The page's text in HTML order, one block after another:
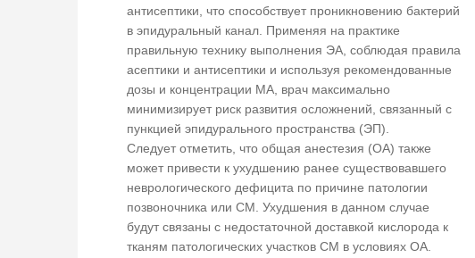
антисептики, что способствует проникновению бактерий
в эпидуральный канал. Применяя на практике
правильную технику выполнения ЭА, соблюдая правила
асептики и антисептики и используя рекомендованные
дозы и концентрации МА, врач максимально
минимизирует риск развития осложнений, связанный с
пункцией эпидурального пространства (ЭП).
Следует отметить, что общая анестезия (ОА) также
может привести к ухудшению ранее существовавшего
неврологического дефицита по причине патологии
позвоночника или СМ. Ухудшения в данном случае
будут связаны с недостаточной доставкой кислорода к
тканям патологических участков СМ в условиях ОА.